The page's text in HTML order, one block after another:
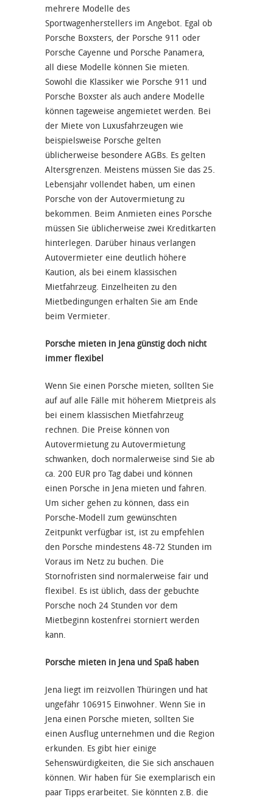
mehrere Modelle des
Sportwagenherstellers im Angebot. Egal ob
Porsche Boxsters, der Porsche 911 oder
Porsche Cayenne und Porsche Panamera,
all diese Modelle können Sie mieten.
Sowohl die Klassiker wie Porsche 911 und
Porsche Boxster als auch andere Modelle
können tageweise angemietet werden. Bei
der Miete von Luxusfahrzeugen wie
beispielsweise Porsche gelten
üblicherweise besondere AGBs. Es gelten
Altersgrenzen. Meistens müssen Sie das 25.
Lebensjahr vollendet haben, um einen
Porsche von der Autovermietung zu
bekommen. Beim Anmieten eines Porsche
müssen Sie üblicherweise zwei Kreditkarten
hinterlegen. Darüber hinaus verlangen
Autovermieter eine deutlich höhere
Kaution, als bei einem klassischen
Mietfahrzeug. Einzelheiten zu den
Mietbedingungen erhalten Sie am Ende
beim Vermieter.
Porsche mieten in Jena günstig doch nicht
immer flexibel
Wenn Sie einen Porsche mieten, sollten Sie
auf auf alle Fälle mit höherem Mietpreis als
bei einem klassischen Mietfahrzeug
rechnen. Die Preise können von
Autovermietung zu Autovermietung
schwanken, doch normalerweise sind Sie ab
ca. 200 EUR pro Tag dabei und können
einen Porsche in Jena mieten und fahren.
Um sicher gehen zu können, dass ein
Porsche-Modell zum gewünschten
Zeitpunkt verfügbar ist, ist zu empfehlen
den Porsche mindestens 48-72 Stunden im
Voraus im Netz zu buchen. Die
Stornofristen sind normalerweise fair und
flexibel. Es ist üblich, dass der gebuchte
Porsche noch 24 Stunden vor dem
Mietbeginn kostenfrei storniert werden
kann.
Porsche mieten in Jena und Spaß haben
Jena liegt im reizvollen Thüringen und hat
ungefähr 106915 Einwohner. Wenn Sie in
Jena einen Porsche mieten, sollten Sie
einen Ausflug unternehmen und die Region
erkunden. Es gibt hier einige
Sehenswürdigkeiten, die Sie sich anschauen
können. Wir haben für Sie exemplarisch ein
paar Tipps erarbeitet. Sie könnten z.B. die